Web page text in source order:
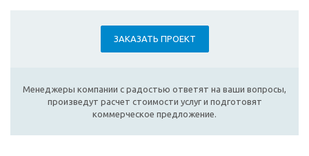
ЗАКАЗАТЬ ПРОЕКТ
Менеджеры компании с радостью ответят на ваши вопросы,
произведут расчет стоимости услуг и подготовят
коммерческое предложение.